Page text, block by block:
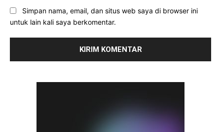
Simpan nama, email, dan situs web saya di browser ini
untuk lain kali saya berkomentar.